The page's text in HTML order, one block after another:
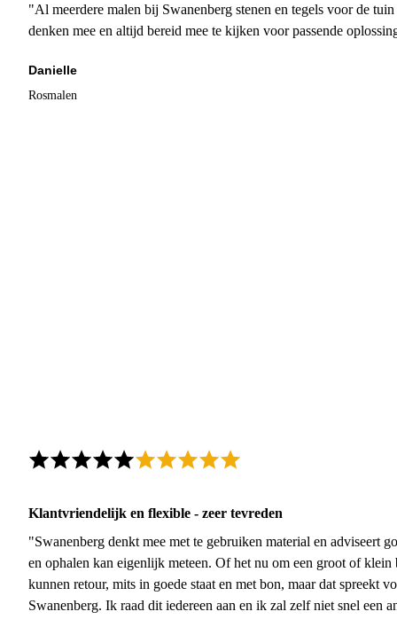
"Al meerdere malen bij Swanenberg stenen en tegels voor de
denken mee en altijd bereid mee te kijken voor passende
Danielle
Rosmalen
Klantvriendelijk en flexible - zeer tevreden
"Swanenberg denkt mee met te gebruiken material en adviseert
en ophalen kan eigenlijk meteen. Of het nu om een groot of
kunnen retour, mits in goede staat en met bon, maar dat spreekt
Swanenberg. Ik raad dit iedereen aan en ik zal zelf niet snel een